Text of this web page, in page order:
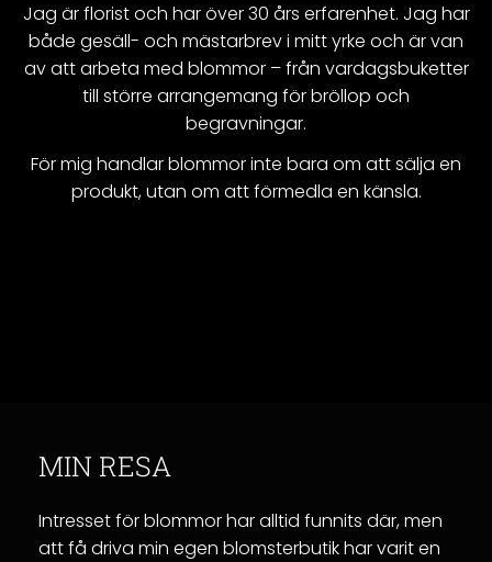
Jag är florist och har över 30 års erfarenhet. Jag har
både gesäll- och mästarbrev i mitt yrke och är van
av att arbeta med blommor – från vardagsbuketter
till större arrangemang för bröllop och
begravningar.
För mig handlar blommor inte bara om att sälja en
produkt, utan om att förmedla en känsla.
MIN RESA
Intresset för blommor har alltid funnits där, men
att få driva min egen blomsterbutik har varit en